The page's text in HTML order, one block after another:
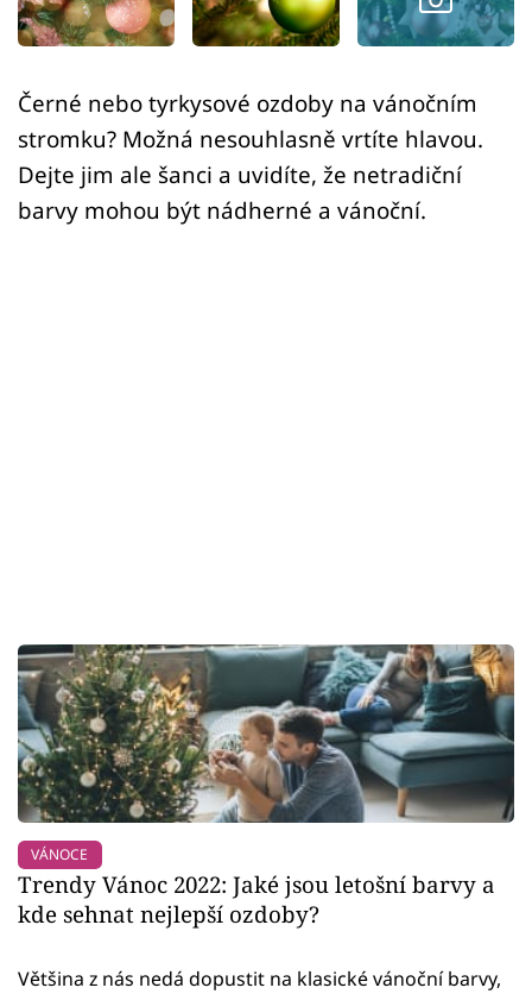
Černé nebo tyrkysové ozdoby na vánočním
stromku? Možná nesouhlasně vrtíte hlavou.
Dejte jim ale šanci a uvidíte, že netradiční
barvy mohou být nádherné a vánoční.
VÁNOCE
Trendy Vánoc 2022: Jaké jsou letošní barvy a
kde sehnat nejlepší ozdoby?
Většina z nás nedá dopustit na klasické vánoční barvy,